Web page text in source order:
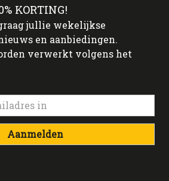
KORTING!
jullie wekelijkse
en aanbiedingen.
verwerkt volgens het
Aanmelden